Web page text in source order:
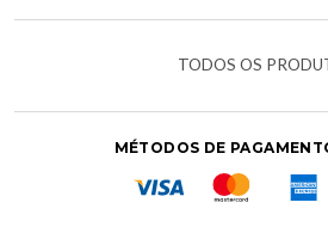
TODOS OS
MÉTODOS DE